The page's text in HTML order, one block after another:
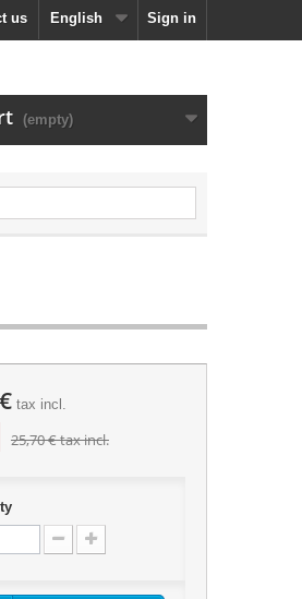
Sign in
English
us
(empty)
tax incl.
25,70 €tax incl.